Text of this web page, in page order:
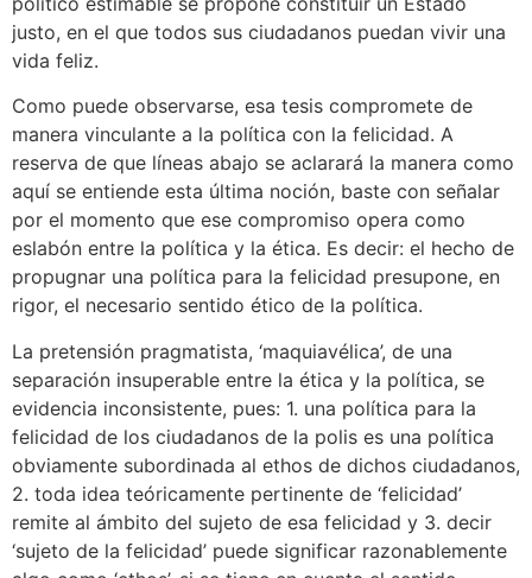
justo, en el que todos sus ciudadanos puedan vivir una
vida feliz.
Como puede observarse, esa tesis compromete de
manera vinculante a la política con la felicidad. A
reserva de que líneas abajo se aclarará la manera como
aquí se entiende esta última noción, baste con señalar
por el momento que ese compromiso opera como
eslabón entre la política y la ética. Es decir: el hecho de
propugnar una política para la felicidad presupone, en
rigor, el necesario sentido ético de la política.
La pretensión pragmatista, ‘maquiavélica’, de una
separación insuperable entre la ética y la política, se
evidencia inconsistente, pues: 1. una política para la
felicidad de los ciudadanos de la polis es una política
obviamente subordinada al ethos de dichos ciudadanos,
2. toda idea teóricamente pertinente de ‘felicidad’
remite al ámbito del sujeto de esa felicidad y 3. decir
‘sujeto de la felicidad’ puede significar razonablemente